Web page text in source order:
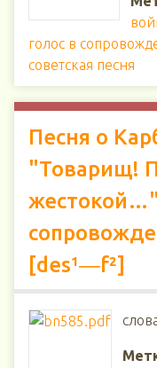
голос в
советская песня
Песня о
"Товарищ!
жестокой…"
[des¹―f²]